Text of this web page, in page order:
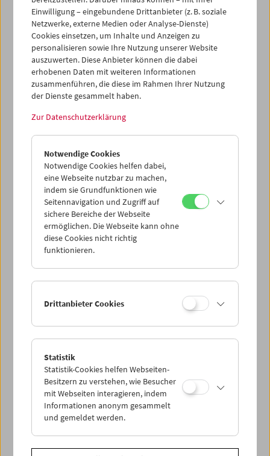
Jean-Luc Godard 3
Das Heim kehren
Elfriede Jelinek, Paula Wessely und das
beschmutzte Nest
Einwilligung – eingebundene Drittanbieter (z. B. soziale
Netzwerke, externe Medien oder Analyse-Dienste)
Cookies einsetzen, um Inhalte und Anzeigen zu
personalisieren sowie Ihre Nutzung unserer Website
auszuwerten. Diese Anbieter können die dabei
erhobenen Daten mit weiteren Informationen
zusammenführen, die diese im Rahmen Ihrer Nutzung
der Dienste gesammelt haben.
Zur Datenschutzerklärung
Notwendige Cookies
Notwendige Cookies helfen dabei,
eine Webseite nutzbar zu machen,
indem sie Grundfunktionen wie
Seitennavigation und Zugriff auf
sichere Bereiche der Webseite
ermöglichen. Die Webseite kann ohne
diese Cookies nicht richtig
funktionieren.
Drittanbieter Cookies
Statistik
Statistik-Cookies helfen Webseiten-
Besitzern zu verstehen, wie Besucher
mit Webseiten interagieren, indem
Informationen anonym gesammelt
und gemeldet werden.